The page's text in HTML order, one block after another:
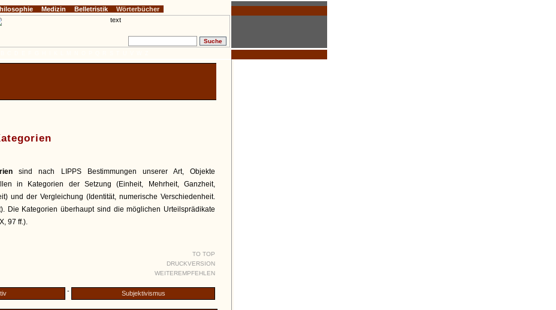
sind nach LIPPS Bestimmungen unserer Art, Objekte
in Kategorien der Setzung (Einheit, Mehrheit, Ganzheit,
und der Vergleichung (Identität, numerische Verschiedenheit.
Die Kategorien überhaupt sind die möglichen Urteilsprädikate
97 ff.).
TO TOP
DRUCKVERSION
WEITEREMPFEHLEN
- Subjektivismus
Medizin Belletristik Wörterbücher